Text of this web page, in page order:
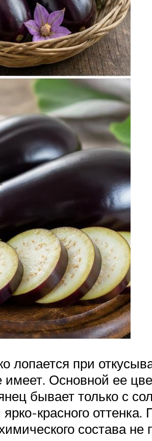
лопается при
имеет. Основной ее
бывает только с
красного оттенка.
состава